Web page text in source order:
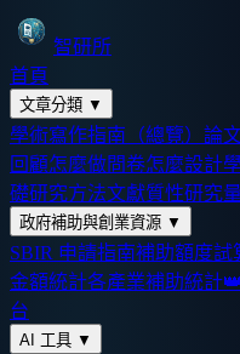
智研所
首頁
文章分類 ▼
學術寫作指南（總覽） 論
回顧怎麼做問卷怎麼設計
礎研究方法文獻質性研究
政府補助與創業資源 ▼
SBIR 申請指南補助額度試
金額統計各產業補助統計
台
AI 工具 ▼